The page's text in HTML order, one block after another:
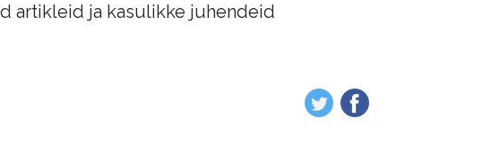
artikleid ja kasulikke juhendeid